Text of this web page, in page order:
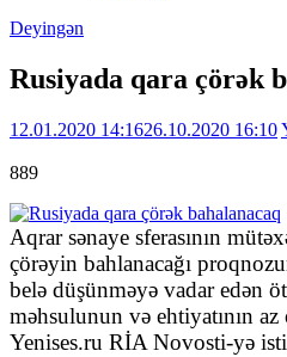
Deyingən
Rusiyada qara çörək
12.01.2020 14:1626.10.2020 16:10
889
Aqrar sənaye sferasının
çörəyin bahlanacağı
belə düşünməyə vadar edən
məhsulunun və ehtiyatının az
Yenises.ru RİA Novosti-yə